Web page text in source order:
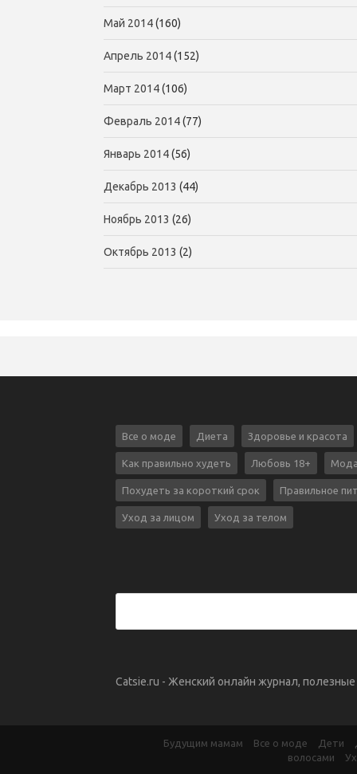
Май 2014(160)
Апрель 2014(152)
Март 2014(106)
Февраль 2014(77)
Январь 2014(56)
Декабрь 2013 (44)
Ноябрь 2013 (26)
Октябрь 2013 (2)
Все о моде Диета Здоровье и красота
Как правильно худеть Любовь 18+
Похудеть за короткий срок Правильное
Уход за лицом Уход за телом
Catsie.ru - Женский онлайн журнал,
Будущим мамам Все о моде Дети
волосами